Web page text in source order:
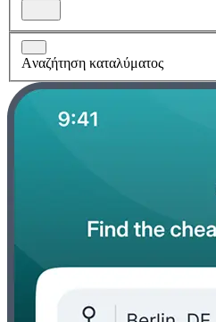
Aναζήτηση καταλύματος